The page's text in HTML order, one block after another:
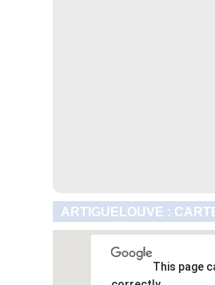
ARTIGUELOUVE :
This page